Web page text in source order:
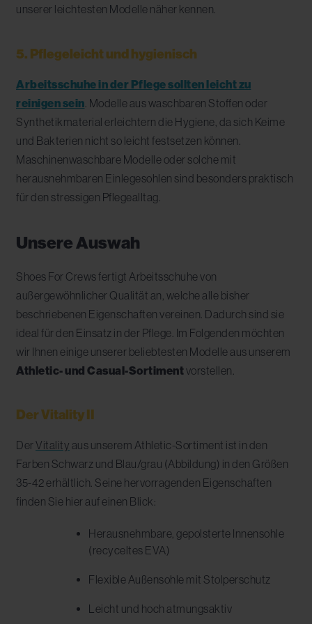
unserer leichtesten Modelle näher kennen.
5. Pflegeleicht und hygienisch
Arbeitsschuhe in der Pflege sollten leicht zu
reinigen sein . Modelle aus waschbaren Stoffen oder
Synthetikmaterial erleichtern die Hygiene, da sich Keime
und Bakterien nicht so leicht festsetzen können.
Maschinenwaschbare Modelle oder solche mit
herausnehmbaren Einlegesohlen sind besonders praktisch
für den stressigen Pflegealltag.
Unsere Auswah
Shoes For Crews fertigt Arbeitsschuhe von
außergewöhnlicher Qualität an, welche alle bisher
beschriebenen Eigenschaften vereinen. Dadurch sind sie
ideal für den Einsatz in der Pflege. Im Folgenden möchten
wir Ihnen einige unserer beliebtesten Modelle aus unserem
Athletic- und Casual-Sortimentvorstellen.
Der Vitality II
DerVitality aus unserem Athletic-Sortiment ist in den
Farben Schwarz und Blau/grau (Abbildung) in den Größen
35-42 erhältlich. Seine hervorragenden Eigenschaften
finden Sie hier auf einen Blick:
Herausnehmbare, gepolsterte Innensohle
(recyceltes EVA)
Flexible Außensohle mit Stolperschutz
Leicht und hoch atmungsaktiv